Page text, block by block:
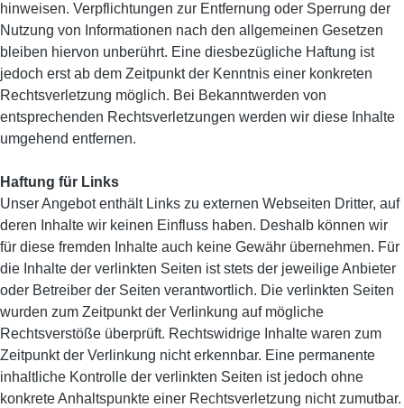
hinweisen. Verpflichtungen zur Entfernung oder Sperrung der
Nutzung von Informationen nach den allgemeinen Gesetzen
bleiben hiervon unberührt. Eine diesbezügliche Haftung ist
jedoch erst ab dem Zeitpunkt der Kenntnis einer konkreten
Rechtsverletzung möglich. Bei Bekanntwerden von
entsprechenden Rechtsverletzungen werden wir diese Inhalte
umgehend entfernen.
Haftung für Links
Unser Angebot enthält Links zu externen Webseiten Dritter, auf
deren Inhalte wir keinen Einfluss haben. Deshalb können wir
für diese fremden Inhalte auch keine Gewähr übernehmen. Für
die Inhalte der verlinkten Seiten ist stets der jeweilige Anbieter
oder Betreiber der Seiten verantwortlich. Die verlinkten Seiten
wurden zum Zeitpunkt der Verlinkung auf mögliche
Rechtsverstöße überprüft. Rechtswidrige Inhalte waren zum
Zeitpunkt der Verlinkung nicht erkennbar. Eine permanente
inhaltliche Kontrolle der verlinkten Seiten ist jedoch ohne
konkrete Anhaltspunkte einer Rechtsverletzung nicht zumutbar.